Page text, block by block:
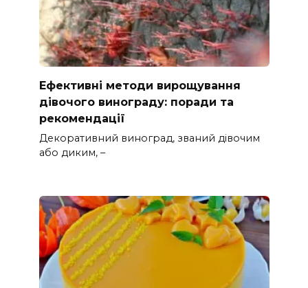
Ефективні методи вирощування
дівочого винограду: поради та
рекомендації
Декоративний виноград, званий дівочим
або диким, –